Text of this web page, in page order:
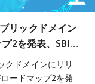
リックドメイン
2を発表、SBI…
クドメインにリリ
ードマップ2を発